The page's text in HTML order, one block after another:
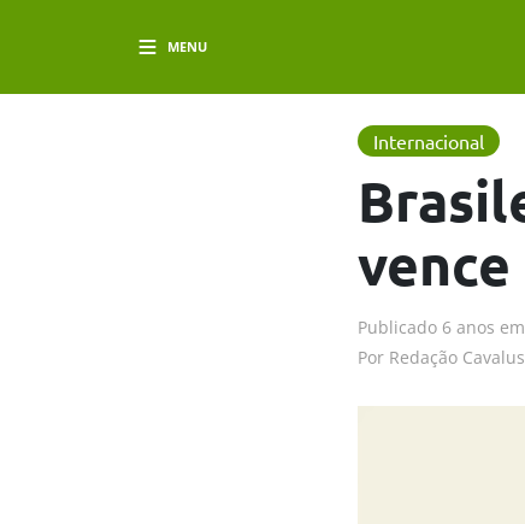
MENU
Internacional
vence
Publicado 6 anos em
Por Redação Cavalus